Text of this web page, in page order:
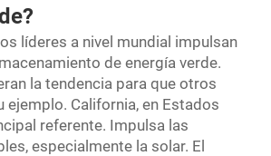
líderes a nivel mundial impulsan
de energía verde.
la tendencia para que otros
ejemplo. California, en Estados
referente. Impulsa las
especialmente la solar. El